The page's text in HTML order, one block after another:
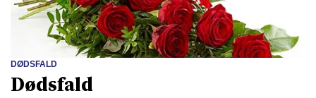
DØDSFALD
Dødsfald